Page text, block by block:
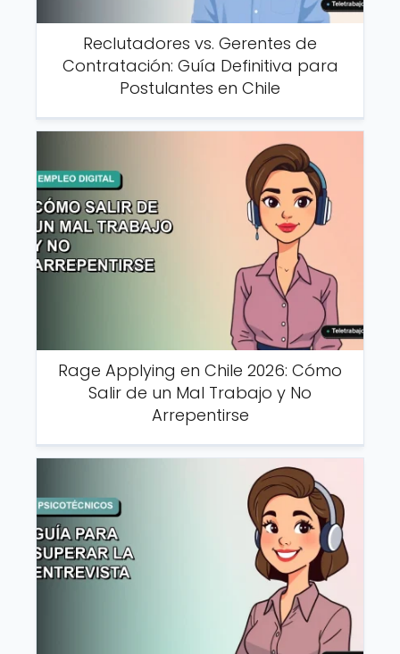
Reclutadores vs. Gerentes de
Contratación: Guía Definitiva para
Postulantes en Chile
Rage Applying en Chile 2026: Cómo
Salir de un Mal Trabajo y No
Arrepentirse